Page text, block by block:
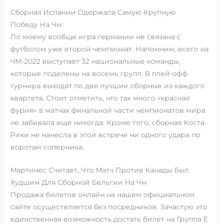
Сборная Испании Одержала Самую Крупную
Победу На Чм
По моему вообще игра германии не связана с
футболом уже второй чемпионат. Напомним, всего на
ЧМ-2022 выступает 32 национальные команды,
которые поделены на восемь групп. В плей-офф
турнира выходят по две лучшие сборные из каждого
квартета. Стоит отметить, что так много «красная
фурия» в матчах финальной части чемпионатов мира
не забивала еще никогда. Кроме того, сборная Коста-
Рики не нанесла в этой встрече ни одного удара по
воротам соперника.
Мартинес Считает, Что Матч Против Канады Был
Худшим Для Сборной Бельгии На Чм
Продажа билетов онлайн на нашем официальном
сайте осуществляется без посредников. Зачастую это
единственная возможность достать билет на Группа E